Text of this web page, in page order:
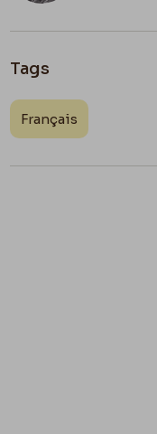
Tags
Français